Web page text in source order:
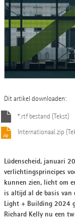
Dit artikel downloaden:
*.rtf bestand (Tekst)
Internationaal.zip
Lüdenscheid, januari
verlichtingsprincipes
kunnen zien, licht om
is altijd al de basis van
Light + Building 2024
Richard Kelly nu een